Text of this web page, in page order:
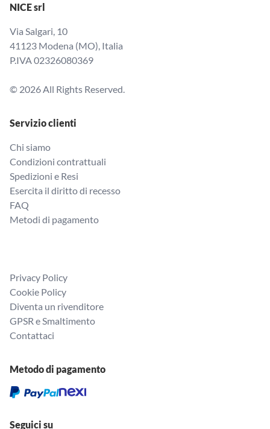
NICE srl
Via Salgari, 10
41123 Modena (MO), Italia
P.IVA 02326080369
© 2026 All Rights Reserved.
Servizio clienti
Chi siamo
Condizioni contrattuali
Spedizioni e Resi
Esercita il diritto di recesso
FAQ
Metodi di pagamento
Privacy Policy
Cookie Policy
Diventa un rivenditore
GPSR e Smaltimento
Contattaci
Metodo di pagamento
Seguici su